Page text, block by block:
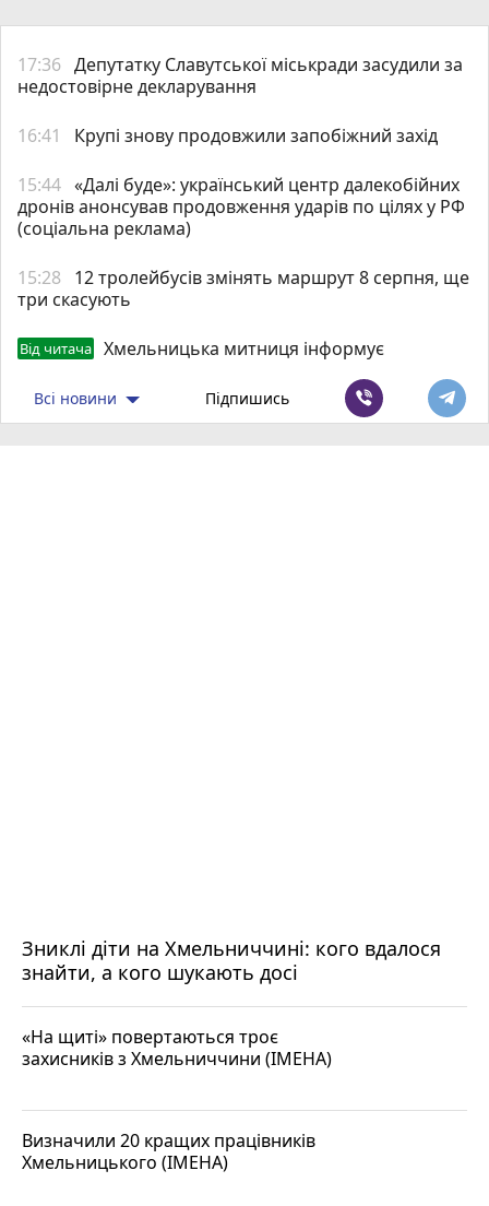
17:36 Депутатку Славутської міськради засудили за
недостовірне декларування
16:41 Крупі знову продовжили запобіжний захід
15:44 «Далі буде»: український центр далекобійних
дронів анонсував продовження ударів по цілях у РФ
(соціальна реклама)
15:28
12 тролейбусів змінять маршрут 8 серпня, ще
три скасують
Від читача Хмельницька митниця інформує
Всі новини Підпишись
Зниклі діти на Хмельниччині: кого вдалося
знайти, а кого шукають досі
«На щиті» повертаються троє
захисників з Хмельниччини (ІМЕНА)
Визначили 20 кращих працівників
Хмельницького (ІМЕНА)